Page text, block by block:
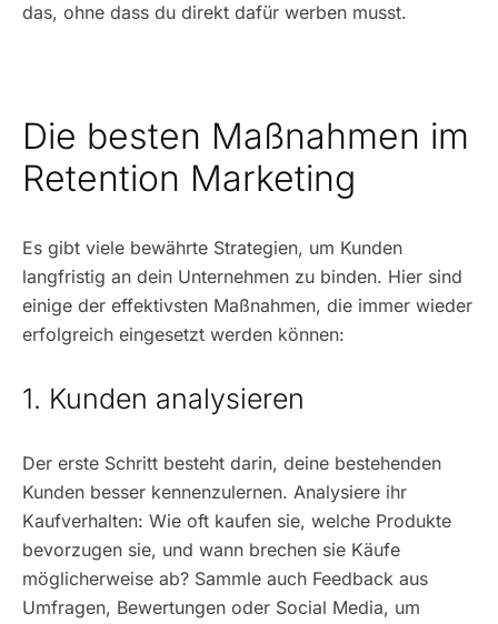
das, ohne dass du direkt dafür werben musst.
Die besten Maßnahmen im
Retention Marketing
Es gibt viele bewährte Strategien, um Kunden
langfristig an dein Unternehmen zu binden. Hier sind
einige der effektivsten Maßnahmen, die immer wieder
erfolgreich eingesetzt werden können:
1. Kunden analysieren
Der erste Schritt besteht darin, deine bestehenden
Kunden besser kennenzulernen. Analysiere ihr
Kaufverhalten: Wie oft kaufen sie, welche Produkte
bevorzugen sie, und wann brechen sie Käufe
möglicherweise ab? Sammle auch Feedback aus
Umfragen, Bewertungen oder Social Media, um